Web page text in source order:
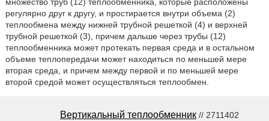
множество труб (12) теплообменника, которые расположены
регулярно друг к другу, и простирается внутри объема (2)
теплообмена между нижней трубной решеткой (4) и верхней
трубной решеткой (3), причем дальше через трубы (12)
теплообменника может протекать первая среда и в остальном
объеме теплопередачи может находиться по меньшей мере
вторая среда, и причем между первой и по меньшей мере
второй средой может осуществляться теплообмен.
Вертикальный теплообменник // 2711402